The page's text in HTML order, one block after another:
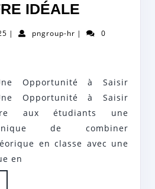
IDÉALE
VOTRE
OFFRE
IDÉALE
12| pngroup-hrpngroup-
|
0
Opportunité à Saisir
Opportunité à Saisir
aux étudiants une
de combiner
en classe avec une
en